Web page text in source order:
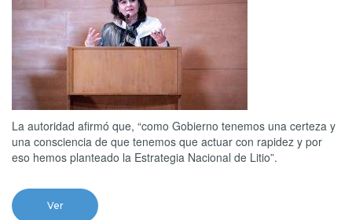
La autoridad afirmó que, “como Gobierno tenemos una certeza y
una consciencia de que tenemos que actuar con rapidez y por
eso hemos planteado la Estrategia Nacional de Litio”.
Ver